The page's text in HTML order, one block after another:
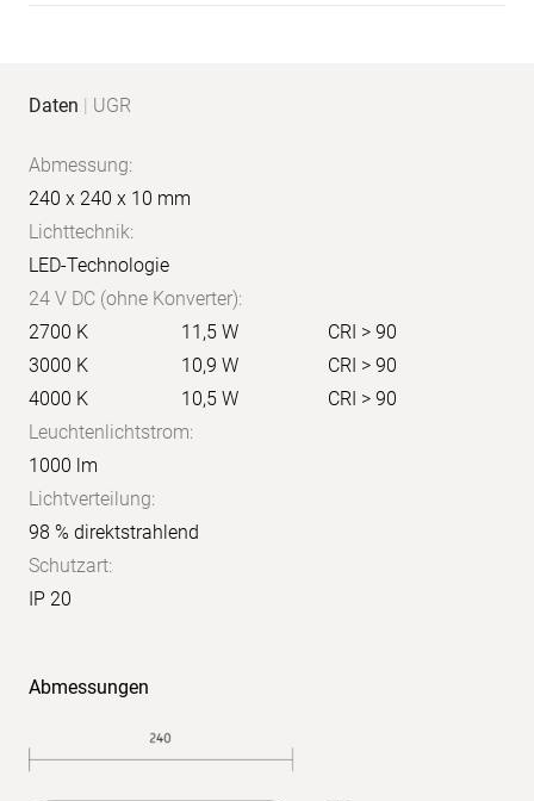
Anwendungs-
Bilder
Produkt-
Daten
Daten | UGR
Abmessung:
240 x 240 x 10 mm
Lichttechnik:
LED-Technologie
24 V DC (ohne Konverter):
2700 K
11,5 W
CRI > 90
3000 K
10,9 W
CRI > 90
4000 K
10,5 W
CRI > 90
Leuchtenlichtstrom:
1000 lm
Lichtverteilung:
98 % direktstrahlend
Schutzart:
IP 20
Y:
S:
1,0
Abmessungen